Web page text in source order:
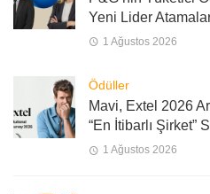
Yeni Lider
1 Ağustos 2026
Ödüller
Mavi, Extel 2026
“En İtibarlı Şirket”
1 Ağustos 2026